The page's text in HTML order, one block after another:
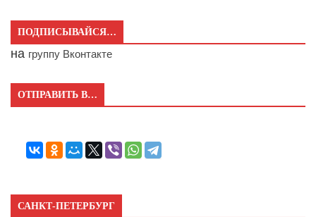
ПОДПИСЫВАЙСЯ…
на группу Вконтакте
ОТПРАВИТЬ В…
САНКТ-ПЕТЕРБУРГ